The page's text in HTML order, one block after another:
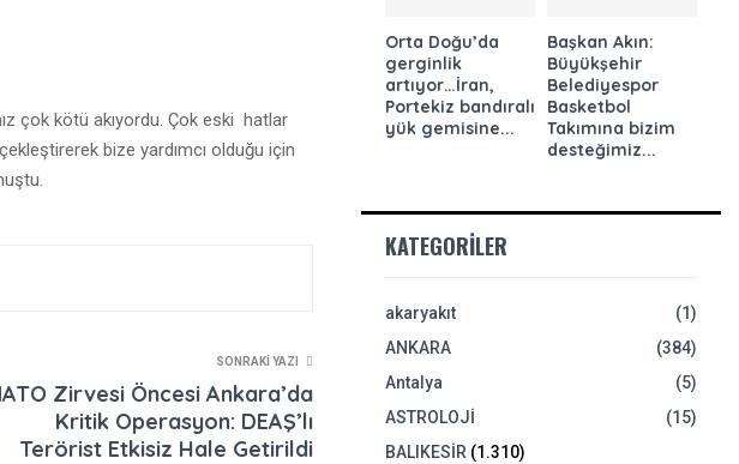
çok kötü akıyordu. Çok eski hatlar
bize yardımcı olduğu için
SONRAKI YAZI
Zirvesi Öncesi Ankara’da
Kritik Operasyon: DEAŞ’lı
Terörist Etkisiz Hale Getirildi
Orta Doğu’da
gerginlik
artıyor…İran,
Portekiz bandıralı
yük gemisine...
Başkan Akın:
Büyükşehir
Belediyespor
Basketbol
Takımına bizim
desteğimiz...
KATEGORILER
akaryakıt
(1)
ANKARA
(384)
Antalya
(5)
ASTROLOJİ
(15)
BALIKESİR (1.310)